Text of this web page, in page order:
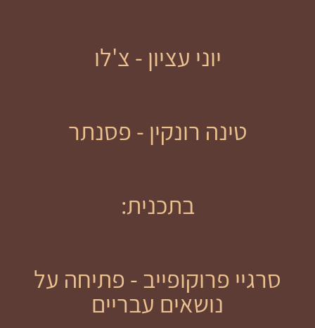
יוני עציון - צ'לו
טינה רונקין - פסנתר
בתכנית:
סרגיי פרוקופייב - פתיחה על
נושאים עבריים